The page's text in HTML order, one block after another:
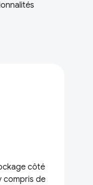
côté
compris de